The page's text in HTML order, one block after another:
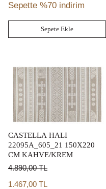
Sepette %70 indirim
Sepete Ekle
CASTELLA HALI
22095A_605_21 150X220
CM KAHVE/KREM
4.890,00TL
1.467,00 TL